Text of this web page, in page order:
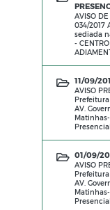
AVISO DE
034/2017
sediada
-
11/09/
AVISO
AV.
Presencial
01/09/
AVISO
AV.
Presencial